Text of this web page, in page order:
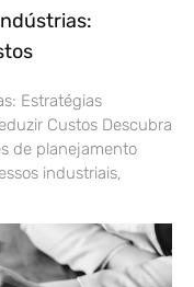
Estratégias
Custos Descubra
de planejamento
industriais,